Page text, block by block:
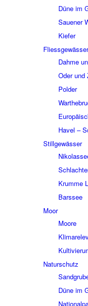
Düne im
Saue­ner
Kiefer
Fliess­ge­wäs­ser
Dahme
Oder und
Polder
Havel –
Still­ge­wäs­ser
Krumme
Bars­see
Moor
Moore
Natur­schutz
Düne im